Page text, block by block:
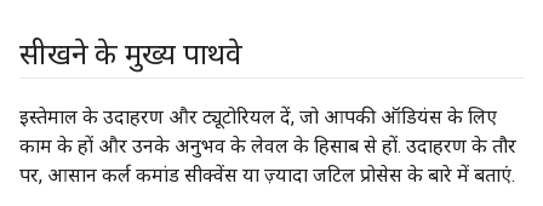
सीखने के मुख्य पाथवे
इस्तेमाल के उदाहरण और ट्यूटोरियल दें, जो आपकी ऑडियंस के लिए
काम के हों और उनके अनुभव के लेवल के हिसाब से हों. उदाहरण के तौर
पर, आसान कर्ल कमांड सीक्वेंस या ज़्यादा जटिल प्रोसेस के बारे में बताएं.